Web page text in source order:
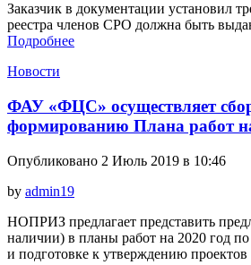
Заказчик в документации установил
реестра членов СРО должна быть
Подробнее
Новости
ФАУ «ФЦС» осуществляет
формированию Плана работ
Опубликовано 2 Июль 2019 в 10:46
by admin19
НОПРИЗ предлагает представить
наличии) в планы работ на 2020 год по
и подготовке к утверждению